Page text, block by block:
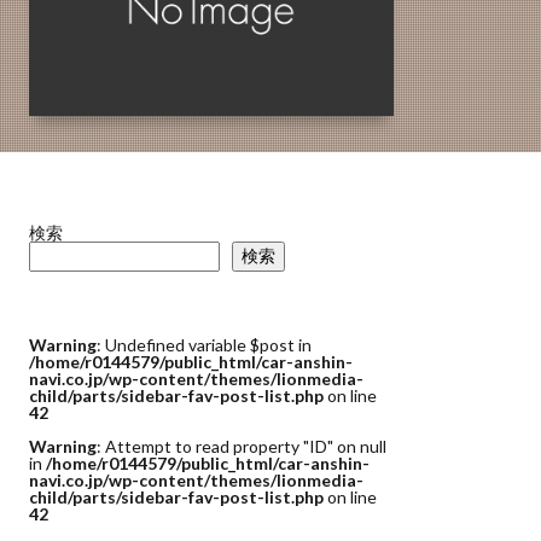
検索
検索
Warning: Undefined variable $post in
/home/r0144579/public_html/car-anshin-
navi.co.jp/wp-content/themes/lionmedia-
child/parts/sidebar-fav-post-list.phpon line
42
Warning: Attempt to read property "ID" on null
in /home/r0144579/public_html/car-anshin-
navi.co.jp/wp-content/themes/lionmedia-
child/parts/sidebar-fav-post-list.phpon line
42